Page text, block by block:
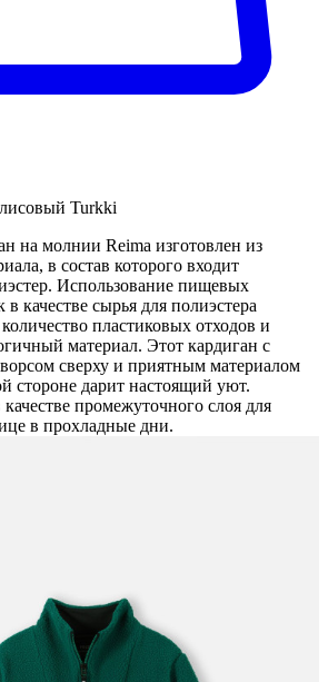
Turkki
на молнии Reima изготовлен из
в состав которого входит
Использование пищевых
качестве сырья для полиэстера
пластиковых отходов и
материал. Этот кардиган с
сверху и приятным материалом
стороне дарит настоящий уют.
промежуточного слоя для
в прохладные дни.